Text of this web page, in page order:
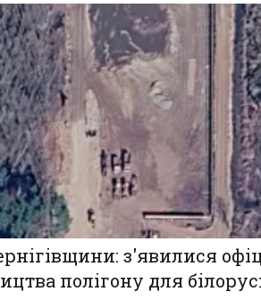
з'явилися
полігону для